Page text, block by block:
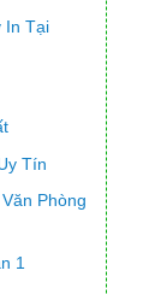
In Tại
Tín
Phòng
1